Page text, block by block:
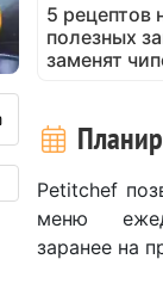
5 рецептов
полезных
заменят
Petitchef
меню
заранее на